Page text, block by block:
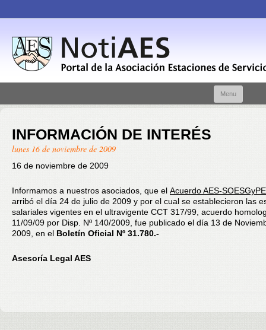
Menu
INFORMACIÓN DE INTERÉS
lunes 16 de noviembre de 2009
16 de noviembre de 2009
Informamos a nuestros asociados, que el Acuerdo AES-SOESGyPE
arribó el día 24 de julio de 2009 y por el cual se establecieron las
salariales vigentes en el ultravigente CCT 317/99, acuerdo
11/09/09 por Disp. Nº 140/2009, fue publicado el día 13 de
2009, en el Boletín Oficial Nº 31.780.-
Asesoría Legal AES